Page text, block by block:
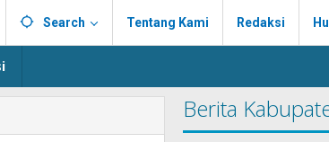
Search Tentang Kami Redaksi
Berita